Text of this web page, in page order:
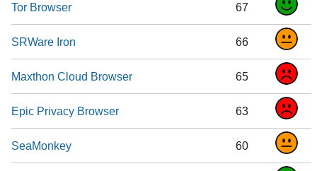
Tor Browser 67
SRWare Iron 66
Maxthon Cloud Browser 65
Epic Privacy Browser 63
SeaMonkey 60